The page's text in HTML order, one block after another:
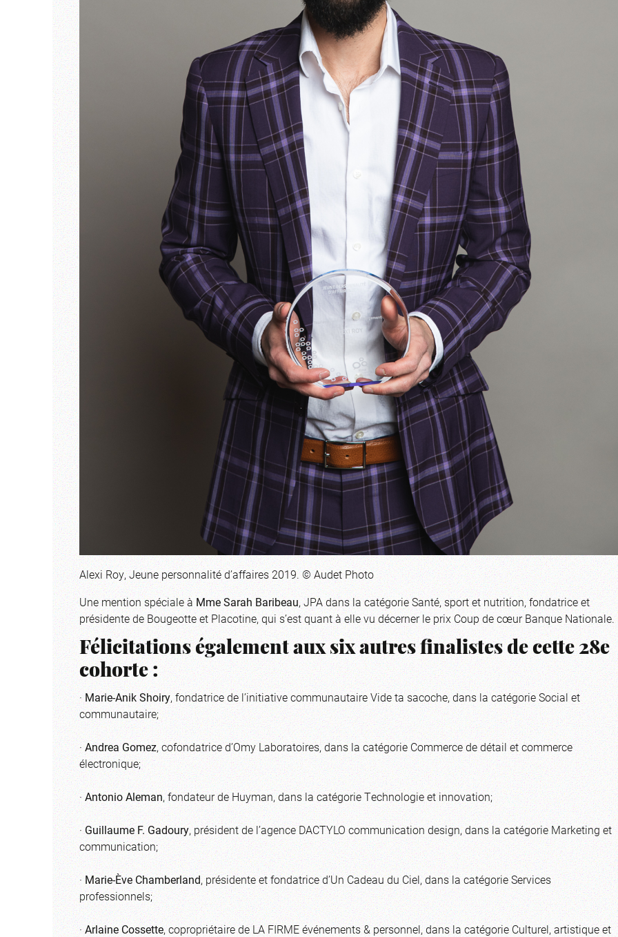
Alexi Roy, Jeune personnalité d’affaires 2019. © Audet Photo
Une mention spéciale àMme Sarah Baribeau, JPA dans la catégorie Santé, sport et nutrition, fondatrice et
présidente de Bougeotte et Placotine, qui s’est quant à elle vu décerner le prix Coup de cœur Banque Nationale.
Félicitations également aux six autres finalistes de cette 28e
cohorte :
·Marie-Anik Shoiry, fondatrice de l’initiative communautaire Vide ta sacoche, dans la catégorie Social et
communautaire;
· Andrea Gomez, cofondatrice d’Omy Laboratoires, dans la catégorie Commerce de détail et commerce
électronique;
·Antonio Aleman, fondateur de Huyman, dans la catégorie Technologie et innovation;
·Guillaume F. Gadoury, président de l’agence DACTYLO communication design, dans la catégorie Marketing et
communication;
· Marie-Ève Chamberland, présidente et fondatrice d’Un Cadeau du Ciel, dans la catégorie Services
professionnels;
·Arlaine Cossette, copropriétaire de LA FIRME événements & personnel, dans la catégorie Culturel, artistique et